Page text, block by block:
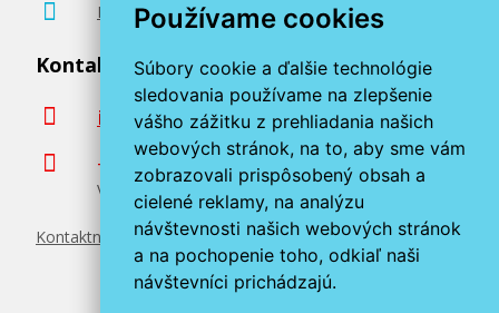
Používame cookies
Súbory cookie a ďalšie technológie
sledovania používame na zlepšenie
vášho zážitku z prehliadania našich
webových stránok, na to, aby sme vám
zobrazovali prispôsobený obsah a
cielené reklamy, na analýzu
návštevnosti našich webových stránok
a na pochopenie toho, odkiaľ naši
návštevníci prichádzajú.
Poradenstvo zadarmo
Kontaktujte nás
info@miroluk.sk
+420 377 222 313
Volajte v pracovné dni od 8. do 17. hod.
Kontaktné údaje